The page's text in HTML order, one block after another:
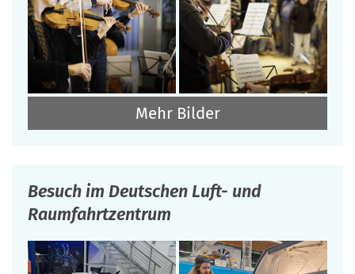
Mehr Bilder
Besuch im Deutschen Luft- und
Raumfahrtzentrum